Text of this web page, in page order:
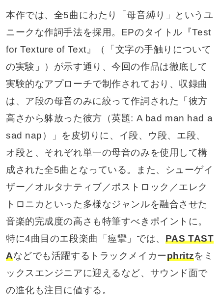
本作では、全5曲にわたり「母音縛り」というユ
ニークな作詞手法を採用。EPのタイトル『Test
for Texture of Text』（「文字の手触りについて
の実験」）が示す通り、今回の作品は徹底して
実験的なアプローチで制作されており、収録曲
は、ア段の母音のみに絞って作詞された「彼方
高さから躰放った彼方（英題: A bad man had a
sad nap）」を皮切りに、イ段、ウ段、エ段、
オ段と、それぞれ単一の母音のみを使用して構
成された全5曲となっている。また、シューゲイ
ザー／オルタナティブ／ポストロック／エレク
トロニカといった多様なジャンルを融合させた
音楽的完成度の高さも特筆すべきポイントに。
特に4曲目のエ段楽曲「痙攣」では、 PAS TAST
Aなどでも活躍するトラックメイカーphritzをミ
ックスエンジニアに迎えるなど、サウンド面で
の進化も注目に値する。